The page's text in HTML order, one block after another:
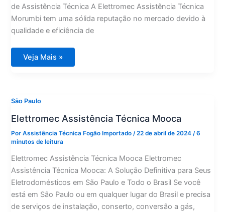
de Assistência Técnica A Elettromec Assistência Técnica
Morumbi tem uma sólida reputação no mercado devido à
qualidade e eficiência de
Elettromec
Assistência
Veja Mais »
São Paulo
Elettromec Assistência Técnica Mooca
PorAssistência Técnica Fogão Importado/22 de abril de 2024/6
minutos de leitura
Elettromec Assistência Técnica Mooca Elettromec
Assistência Técnica Mooca: A Solução Definitiva para Seus
Eletrodomésticos em São Paulo e Todo o Brasil Se você
está em São Paulo ou em qualquer lugar do Brasil e precisa
de serviços de instalação, conserto, conversão a gás,